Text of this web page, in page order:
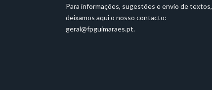
Para informações, sugestões e envio de textos,
deixamos aqui o nosso contacto:
geral@fpguimaraes.pt.